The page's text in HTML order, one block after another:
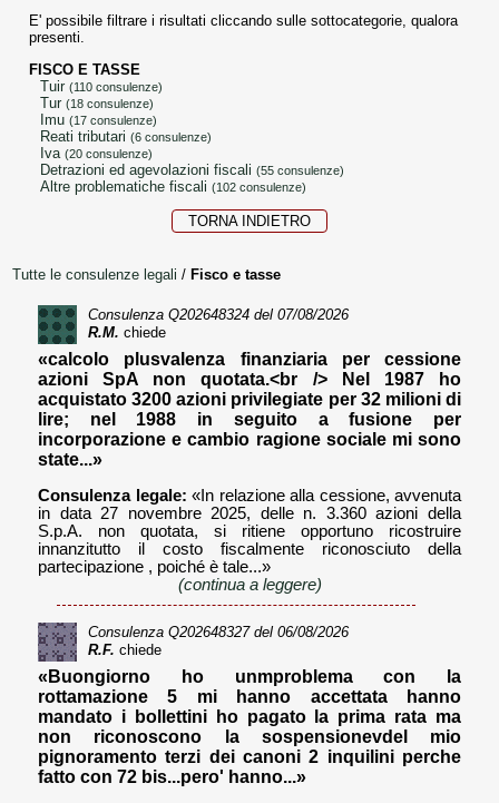
E' possibile filtrare i risultati cliccando sulle sottocategorie, qualora
presenti.
FISCO E TASSE
tuir (110 consulenze)
tur (18 consulenze)
imu (17 consulenze)
reati tributari (6 consulenze)
iva (20 consulenze)
detrazioni ed agevolazioni fiscali (55 consulenze)
altre problematiche fiscali (102 consulenze)
TORNA INDIETRO
Tutte le consulenze legali / Fisco e tasse
Consulenza Q202648324 del 07/08/2026
R.M. chiede
«calcolo plusvalenza finanziaria per cessione
azioni SpA non quotata.<br /> Nel 1987 ho
acquistato 3200 azioni privilegiate per 32 milioni di
lire; nel 1988 in seguito a fusione per
incorporazione e cambio ragione sociale mi sono
state...»
Consulenza legale: «In relazione alla cessione, avvenuta
in data 27 novembre 2025, delle n. 3.360 azioni della
S.p.A. non quotata, si ritiene opportuno ricostruire
innanzitutto il costo fiscalmente riconosciuto della
partecipazione , poiché è tale...»
(continua a leggere)
Consulenza Q202648327del 06/08/2026
R.F. chiede
«Buongiorno ho unmproblema con la
rottamazione 5 mi hanno accettata hanno
mandato i bollettini ho pagato la prima rata ma
non riconoscono la sospensionevdel mio
pignoramento terzi dei canoni 2 inquilini perche
fatto con 72 bis...pero' hanno...»